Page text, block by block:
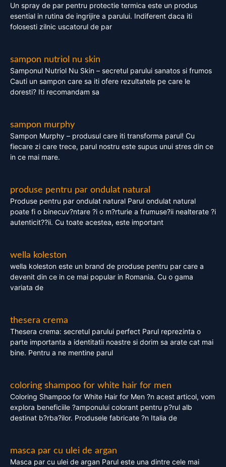
Un spray de par pentru protectie termica este un produs
esential in rutina de ingrijire a parului. Indiferent daca iti
folosesti zilnic uscatorul de par
sampon nutriol nu skin
Samponul Nutriol Nu Skin – secretul parului sanatos si frumos
Cauti un sampon care sa iti ofere rezultatele pe care le
doresti? Iti recomandam sa
sampon murphy
Sampon Murphy – produsul care iti transforma parul! Cu
fiecare zi care trece, parul nostru este supus unui stres din ce
in ce mai mare.
produse pentru par ondulat natural
Produse pentru par ondulat natural Parul ondulat natural
poate fi o binecuv?ntare ?i o m?rturie a frumuse?ii nealterate ?i
autenticit??ii. Cu toate acestea, este important
wella koleston
wella koleston este un brand de produse pentru par care a
devenit din ce in ce mai popular in Romania. Cu o gama
variata de
thesera crema
Thesera crema: secretul parului perfect Parul reprezinta o
parte importanta a identitatii noastre si dorim sa arate cat mai
bine. Pentru a ne mentine parul
coloring shampoo for white hair for men
Coloring Shampoo for White Hair for Men ?n acest articol, vom
explora beneficiile ?amponului colorant pentru p?rul alb
destinat b?rba?ilor. Produsele fabricate ?n Italia de
masca par cu ulei de argan
Masca par cu ulei de argan Parul este una dintre cele mai